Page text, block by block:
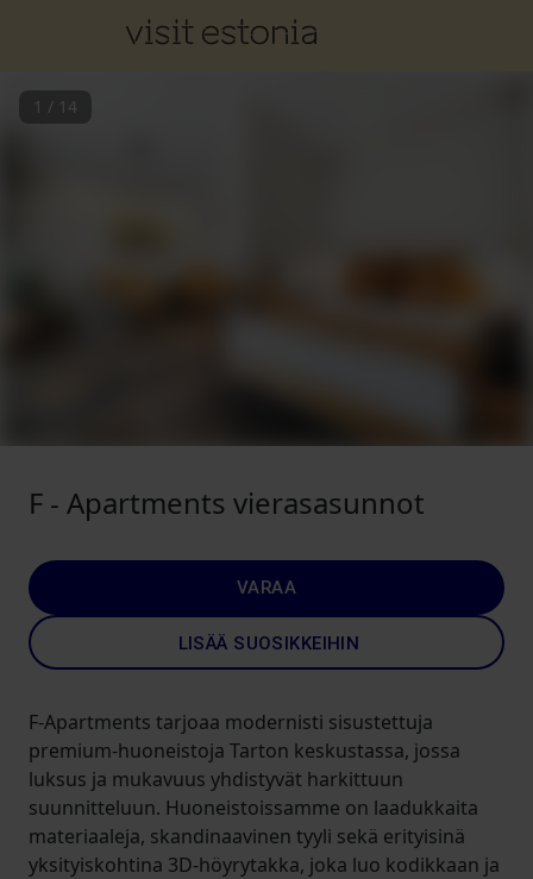
1 / 14
F - Apartments vierasasunnot
VARAA
LISÄÄ SUOSIKKEIHIN
F-Apartments tarjoaa modernisti sisustettuja
premium-huoneistoja Tarton keskustassa, jossa
luksus ja mukavuus yhdistyvät harkittuun
suunnitteluun. Huoneistoissamme on laadukkaita
materiaaleja, skandinaavinen tyyli sekä erityisinä
yksityiskohtina 3D-höyrytakka, joka luo kodikkaan ja